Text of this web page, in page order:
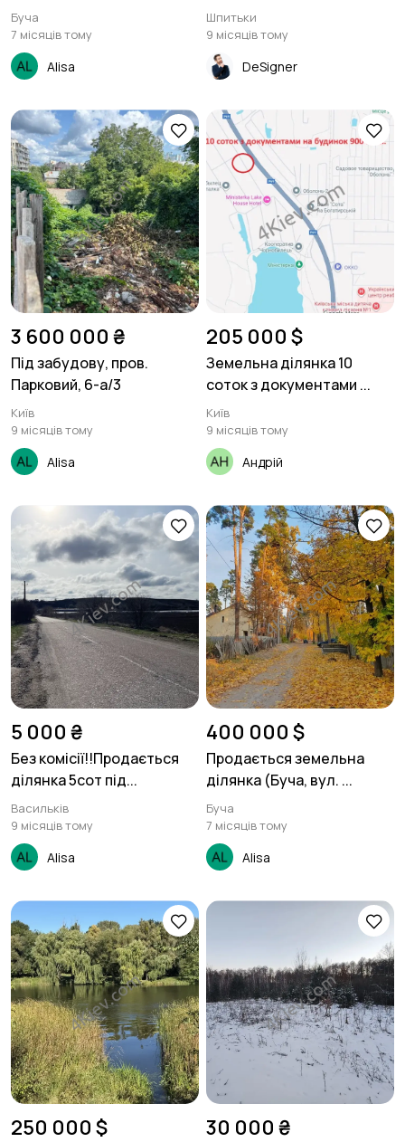
Буча
7 місяців тому
Alisa
Шпитьки
9 місяців тому
DeSigner
3 600 000 ₴
Під забудову, пров.
Парковий, 6-а/3
Київ
9 місяців тому
Alisa
205 000 $
Земельна ділянка 10
соток з документами ...
Київ
9 місяців тому
Андрій
5 000 ₴
Без комісії!!Продається
ділянка 5сот під...
Васильків
9 місяців тому
Alisa
400 000 $
Продається земельна
ділянка (Буча, вул. ...
Буча
7 місяців тому
Alisa
250 000 $ 30 000 ₴